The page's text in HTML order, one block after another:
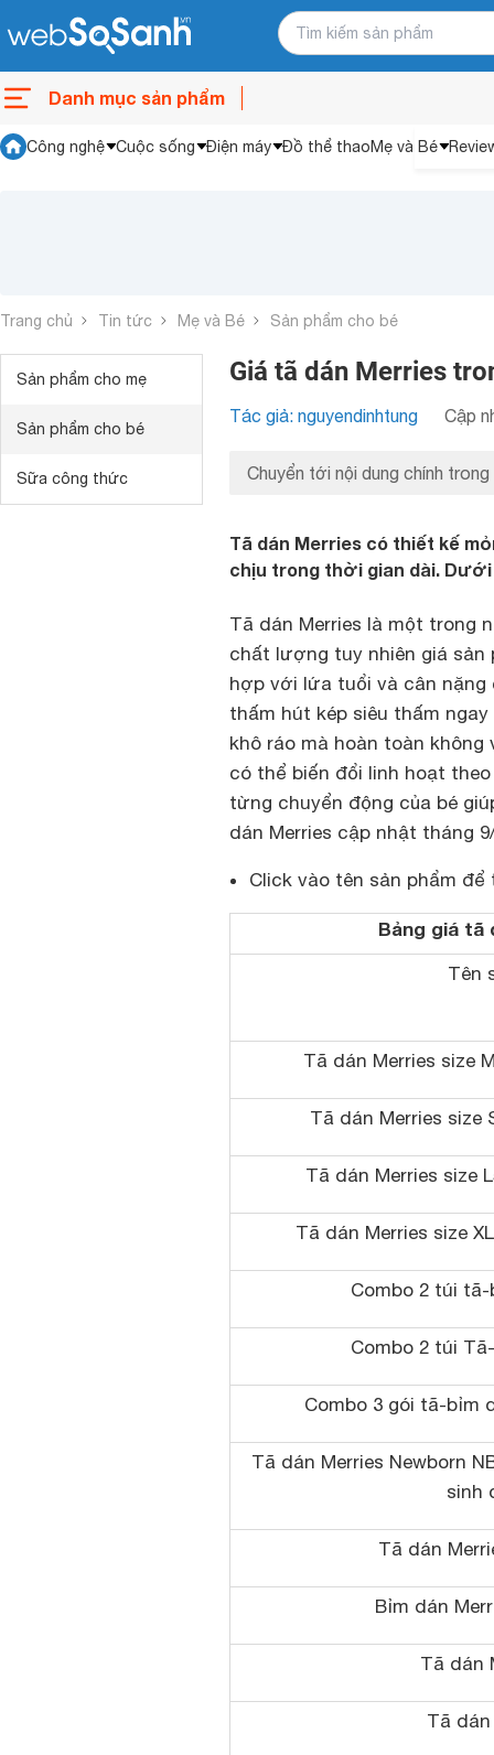
Danh mục sản phẩm
Công nghệ Cuộc sống Điện máy Đồ thể thaoMẹ và Bé
Trang chủ Tin tức Mẹ và Bé Sản phẩm cho bé
Sản phẩm cho mẹ
Sản phẩm cho bé
Sữa công thức
Giá tã dán Merries
Tác giả: nguyendinhtung Cập
Chuyển tới nội dung chính trong
Tã dán Merries có thiết kế
chịu trong thời gian dài. Dưới
Tã dán Merries là một trong
chất lượng tuy nhiên giá sản
hợp với lứa tuổi và cân nặng
thấm hút kép siêu thấm
khô ráo mà hoàn toàn
có thể biến đổi linh hoạt
từng chuyển động của bé
dán Merries cập nhật tháng
Click vào tên sản phẩm
Bảng giá tã
Tên
Tã dán Merries size
Tã dán Merries size
Tã dán Merries size
Tã dán Merries size
Combo 2 túi tã-
Combo 2 túi
Combo 3 gói tã-bỉm
Tã dán Merries Newborn
sinh
Tã dán
Bỉm dán
Tã dán
Tã